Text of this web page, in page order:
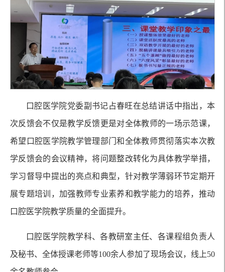
口腔医学院党委副书记占春旺在总结讲话中指出，本
次反馈会不仅是教学反馈更是对全体教师的一场示范课，
希望口腔医学院教学管理部门和全体教师贯彻落实本次教
学反馈会的会议精神，将问题整改转化为具体教学举措，
学习督导中提出的亮点和典型，针对教学薄弱环节定期开
展专题培训，加强教师专业素养和教学能力的培养，推动
口腔医学院教学质量的全面提升。
口腔医学院教学科、各教研室主任、各课程组负责人
及秘书、全体授课老师等100余人参加了现场会议，线上50